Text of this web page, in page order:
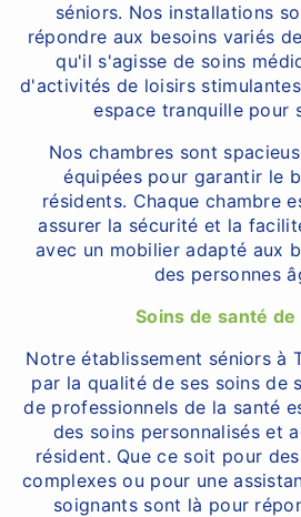
séniors. Nos installations
répondre aux besoins variés
qu'il s'agisse de soins
d'activités de loisirs
espace tranquille pour
Nos chambres sont
équipées pour garantir le
résidents. Chaque chambre
assurer la sécurité et la
avec un mobilier adapté aux
des personnes
Soins de santé
Notre établissement séniors à
par la qualité de ses soins de
de professionnels de la santé
des soins personnalisés et
résident. Que ce soit pour
complexes ou pour une
soignants sont là pour